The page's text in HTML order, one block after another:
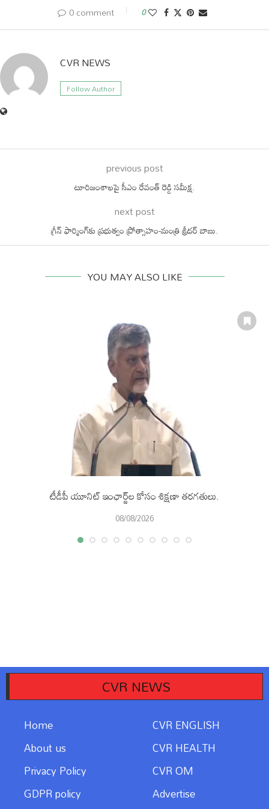
0 comment 0
CVR NEWS
Follow Author
previous post
టూరిజంశాఖపై సీఎం రేవంత్ రెడ్డి సమీక్ష.
next post
గ్రీన్ ఫార్మింగ్‌కు ప్రభుత్వం ప్రోత్సాహం-మంత్రి శ్రీధర్ బాబు.
YOU MAY ALSO LIKE
టీడీపీ యూనిట్ ఇంఛార్జ్‌ల కోసం శిక్షణా తరగతులు.
08/08/2026
CVR NEWS
Home
CVR ENGLISH
About us
CVR HEALTH
Privacy Policy
CVR OM
GDPR policy
Advertise